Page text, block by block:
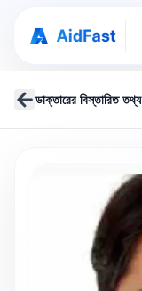
ডাক্তারের বিস্তারিত তথ্য